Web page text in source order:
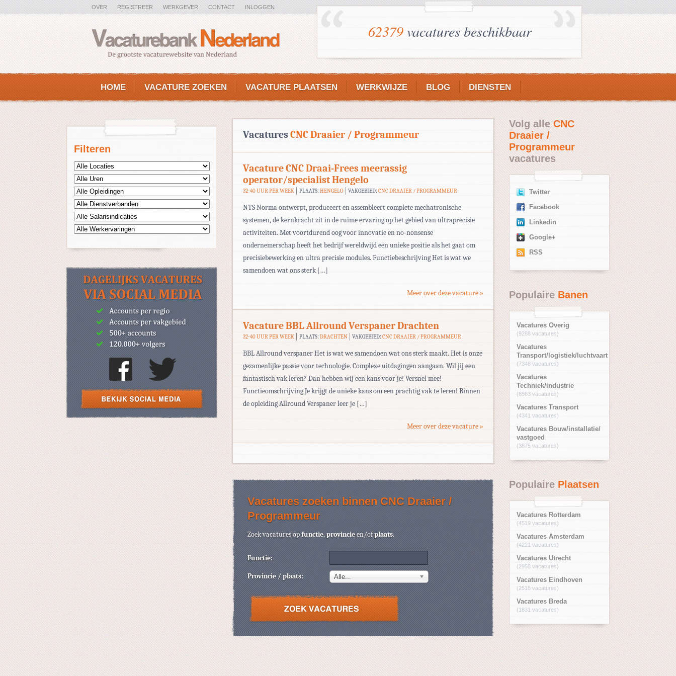
OVER REGISTREER WERKGEVER CONTACT INLOGGEN
62379vacatures beschikbaar
HOME VACATURE ZOEKEN VACATURE PLAATSEN WERKWIJZE BLOG DIENSTEN
Filteren
VacaturesCNC Draaier / Programmeur
Vacature CNC Draai-Frees meerassig
operator/specialist Hengelo
32-40 UUR PER WEEK PLAATS: HENGELO VAKGEBIED:CNC DRAAIER / PROGRAMMEUR
NTS Norma ontwerpt, produceert en assembleert complete mechatronische
systemen, de kernkracht zit in de ruime ervaring op het gebied van ultraprecisie
activiteiten. Met voortdurend oog voor innovatie en no-nonsense
ondernemerschap heeft het bedrijf wereldwijd een unieke positie als het gaat om
precisiebewerking en ultra precisie modules. Functiebeschrijving Het is wat we
samendoen wat ons sterk […]
Meer over deze vacature »
Vacature BBL Allround Verspaner Drachten
32-40 UUR PER WEEK PLAATS: DRACHTEN VAKGEBIED:CNC DRAAIER / PROGRAMMEUR
BBL Allround verspaner Het is wat we samendoen wat ons sterk maakt. Het is onze
gezamenlijke passie voor technologie. Complexe uitdagingen aangaan. Wil jij een
fantastisch vak leren? Dan hebben wij een kans voor je! Versnel mee!
Functieomschrijving Je krijgt de unieke kans om een prachtig vak te leren! Binnen
de opleiding Allround Verspaner leer je […]
Meer over deze vacature »
Vacatures zoeken binnen CNC Draaier /
Programmeur
Zoek vacatures opfunctie,provincieen/ofplaats.
Functie:
Provincie / plaats: Alle...
Volg alleCNC
Draaier /
Programmeur
vacatures
Twitter
Facebook
Linkedin
Google+
RSS
PopulaireBanen
Vacatures Overig
(9288 vacatures)
Vacatures
Transport/logistiek/luchtvaart
(7348 vacatures)
Vacatures
Techniek/industrie
(6563 vacatures)
Vacatures Transport
(4341 vacatures)
Vacatures Bouw/installatie/
vastgoed
(3875 vacatures)
PopulairePlaatsen
Vacatures Rotterdam
(4519 vacatures)
Vacatures Amsterdam
(4221 vacatures)
Vacatures Utrecht
(2958 vacatures)
Vacatures Eindhoven
(2518 vacatures)
Vacatures Breda
(1831 vacatures)